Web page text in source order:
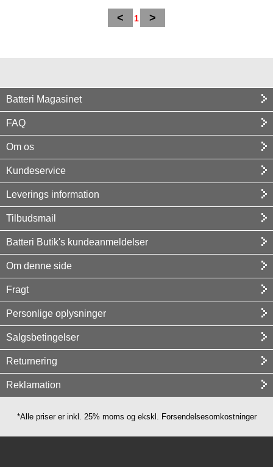
< 1 >
Batteri Magasinet
FAQ
Om os
Kundeservice
Leverings information
Tilbudsmail
Batteri Butik's kundeanmeldelser
Om denne side
Fragt
Personlige oplysninger
Salgsbetingelser
Returnering
Reklamation
*Alle priser er inkl. 25% moms og ekskl. Forsendelsesomkostninger